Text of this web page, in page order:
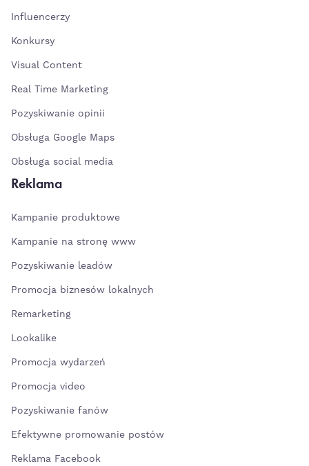
Influencerzy
Konkursy
Visual Content
Real Time Marketing
Pozyskiwanie opinii
Obsługa Google Maps
Obsługa social media
Reklama
Kampanie produktowe
Kampanie na stronę www
Pozyskiwanie leadów
Promocja biznesów lokalnych
Remarketing
Lookalike
Promocja wydarzeń
Promocja video
Pozyskiwanie fanów
Efektywne promowanie postów
Reklama Facebook